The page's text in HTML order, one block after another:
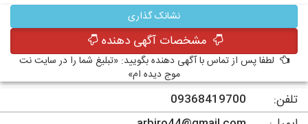
نشانک گذاری
مشخصات آگهی دهنده
لطفا پس از تماس با آگهی دهنده بگویید: «تبلیغ شما را در سایت نت
موج دیده ام»
تلفن:
09368419700